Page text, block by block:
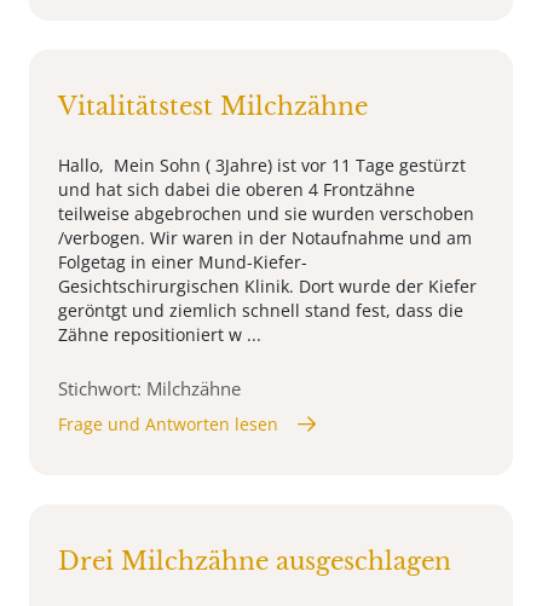
Vitalitätstest Milchzähne
Hallo, Mein Sohn ( 3Jahre) ist vor 11 Tage gestürzt
und hat sich dabei die oberen 4 Frontzähne
teilweise abgebrochen und sie wurden verschoben
/verbogen. Wir waren in der Notaufnahme und am
Folgetag in einer Mund-Kiefer-
Gesichtschirurgischen Klinik. Dort wurde der Kiefer
geröntgt und ziemlich schnell stand fest, dass die
Zähne repositioniert w ...
Stichwort: Milchzähne
Frage und Antworten lesen
Drei Milchzähne ausgeschlagen